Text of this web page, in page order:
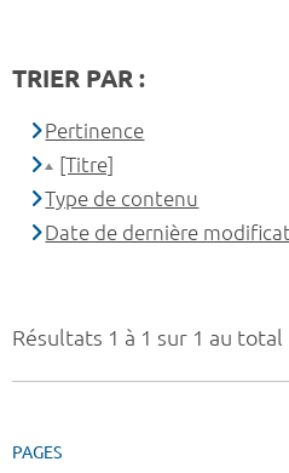
Résultats 1 à 1 sur 1 au total
PAGES
TRIER PAR :
Pertinence
[Titre]
Type de contenu
Date de dernière